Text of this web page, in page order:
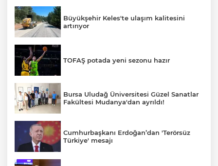
Büyükşehir Keles'te ulaşım kalitesini
artırıyor
TOFAŞ potada yeni sezonu hazır
Bursa Uludağ Üniversitesi Güzel Sanatlar
Fakültesi Mudanya'dan ayrıldı!
Cumhurbaşkanı Erdoğan’dan 'Terörsüz
Türkiye' mesajı